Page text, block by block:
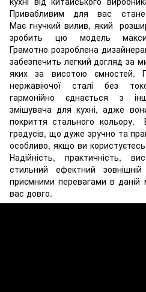
Привабливим для вас
Має гнучкий вилив, який
зробить цю модель
Грамотно розроблена
забезпечить легкий догляд за
яких за висотою ємностей.
нержавіючої сталі без
гармонійно єднається з
змішувача для кухні, адже
покриття стального кольору.
градусів, що дуже зручно та
особливо, якщо ви
Надійність, практичність,
стильний ефектний
приємними перевагами в
вас довго.